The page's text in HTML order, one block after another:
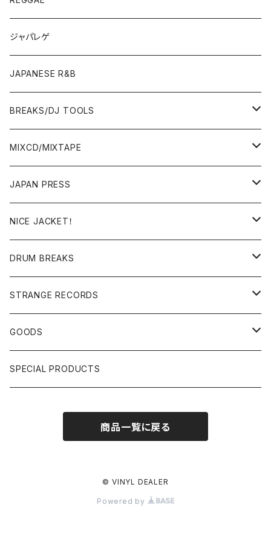
OTHERS
JAPANESE
OTHERS
ジャパレゲ
JAPANESE R&B
BREAKS/DJ TOOLS
BREAKS/MEGAMIX/CUT UP
RE-EDIT/DJ TOOLS
MIXCD/MIXTAPE
MIXCD
日本語ラップ
JAPANESE DJ
MIXTAPE
JAPAN PRESS
LP(+ OBI)
7"/12"
NICE JACKET！
DONUTS 45
GIRLS
HIPHOP CLASSIC GALLERY
日本語ラップ CLASSIC GALLERY
DRUM BREAKS
US/UK/OTHERS
JAPANESE
STRANGE RECORDS
DRUM DRUM DRUM/KARAOKE
パチソン/AUDIO CHECK/LIBRARY
GOODS
BOOK
SPECIAL PRODUCTS
商品一覧に戻る
© VINYL DEALER
Powered by